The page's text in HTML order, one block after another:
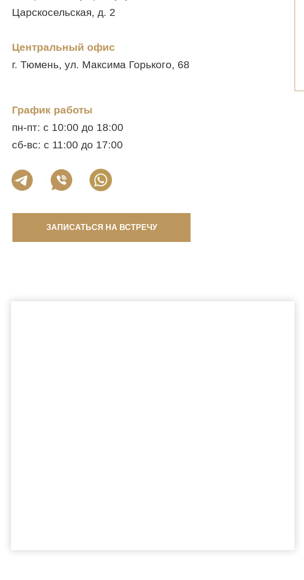
Царскосельская, д. 2
Центральный офис
г. Тюмень, ул. Максима Горького, 68
ЗАПИСАТЬСЯ НА ВСТРЕЧУ
График работы
пн-пт: с 10:00 до 18:00
сб-вс: с 11:00 до 17:00